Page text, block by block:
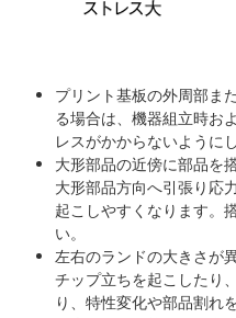
プリント基板の外周部ま
る場合は、機器組立時お
レスがかからないように
大形部品の近傍に部品を
大形部品方向へ引張り応
起こしやすくなります。
い。
左右のランドの大きさが
チップ立ちを起こしたり
り、特性変化や部品割れ